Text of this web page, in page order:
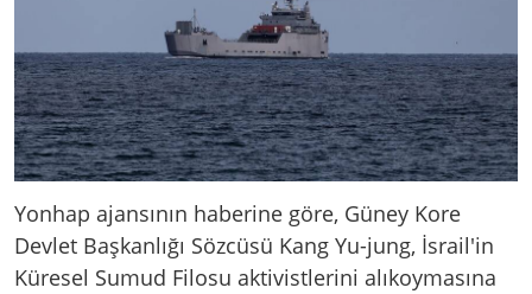
Yonhap ajansının haberine göre, Güney Kore
Devlet Başkanlığı Sözcüsü Kang Yu-jung, İsrail'in
Küresel Sumud Filosu aktivistlerini alıkoymasına